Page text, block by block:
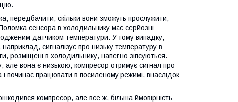
передбачити, скільки вони зможуть прослужити,
сенсора в холодильнику має серйозні
датчиком температури. У тому випадку,
сигналізує про низьку температуру в
розміщені в холодильнику, напевно зіпсуються.
вона є низькою, компресор отримує сигнал про
починає працювати в посиленому режимі, внаслідок
компресор, але все ж, більша ймовірність